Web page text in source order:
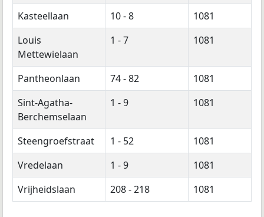
Kasteellaan
10 - 8
1081
Louis
Mettewielaan
1 - 7 1081
Pantheonlaan 74 - 82
1081
Sint-Agatha-
Berchemselaan
1 - 9 1081
Steengroefstraat 1 - 52
1081
Vredelaan
1 - 9
1081
Vrijheidslaan
208 - 218 1081